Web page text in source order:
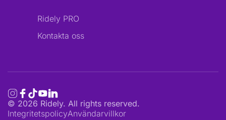
Ridely PRO
Kontakta oss
© 2026 Ridely. All rights reserved.
IntegritetspolicyAnvändarvillkor